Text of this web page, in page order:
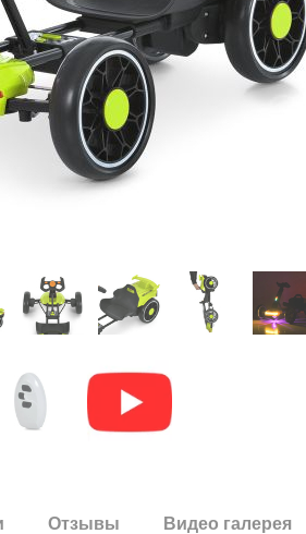
Отзывы Видео галерея